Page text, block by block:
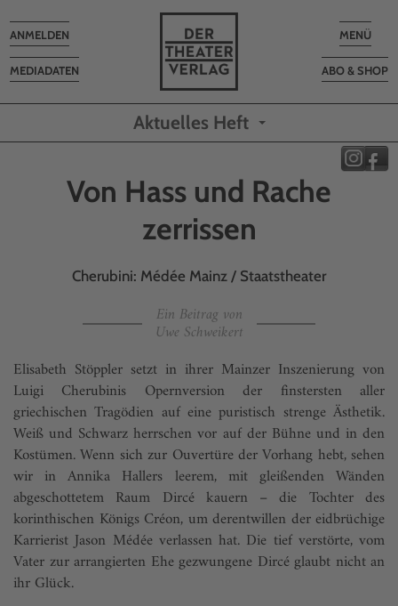
Toggle
MENÜ
ABO & SHOP
MEDIADATEN
Toggle
navigation
ANMELDEN
Aktuelles Heft
Von Hass und Rache
zerrissen
Cherubini: Médée Mainz / Staatstheater
Ein Beitrag von
Uwe Schweikert
Elisabeth Stöppler setzt in ihrer Mainzer Inszenierung von
Luigi Cherubinis Opernversion der finstersten aller
griechischen Tragödien auf eine puristisch strenge Ästhetik.
Weiß und Schwarz herrschen vor auf der Bühne und in den
Kostümen. Wenn sich zur Ouvertüre der Vorhang hebt, sehen
wir in Annika Hallers leerem, mit gleißenden Wänden
abgeschottetem Raum Dircé kauern – die Tochter des
korinthischen Königs Créon, um derentwillen der eidbrüchige
Karrierist Jason Médée verlassen hat. Die tief verstörte, vom
Vater zur arrangierten Ehe gezwungene Dircé glaubt nicht an
ihr Glück.